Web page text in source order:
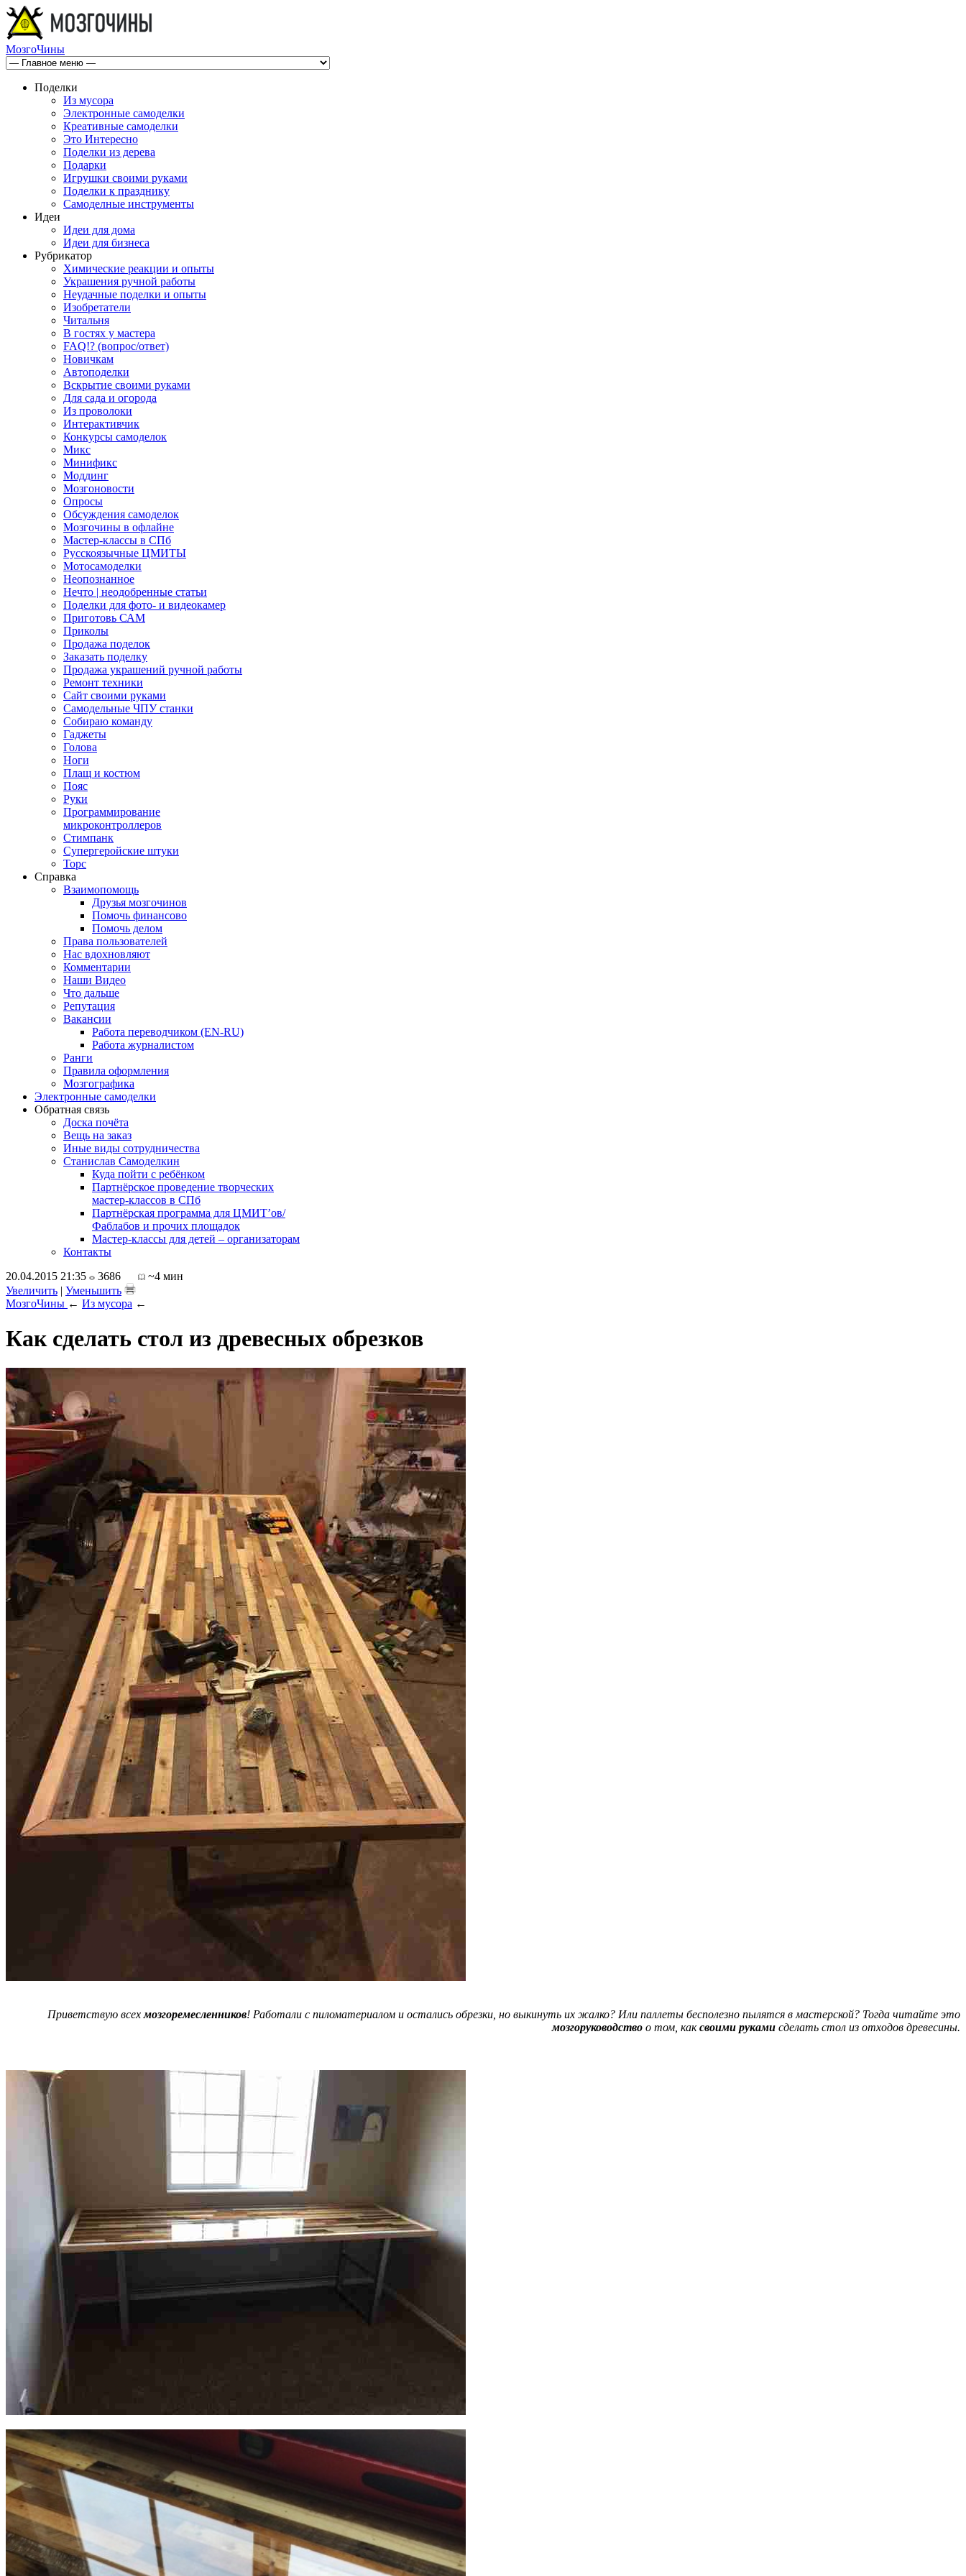
МозгоЧины
Поделки
Из мусора
Электронные самоделки
Креативные самоделки
Это Интересно
Поделки из дерева
Подарки
Игрушки своими руками
Поделки к празднику
Самоделные инструменты
Идеи
Идеи для дома
Идеи для бизнеса
Рубрикатор
Химические реакции и опыты
Украшения ручной работы
Неудачные поделки и опыты
Изобретатели
Читальня
В гостях у мастера
FAQ!? (вопрос/ответ)
Новичкам
Автоподелки
Вскрытие своими руками
Для сада и огорода
Из проволоки
Интерактивчик
Конкурсы самоделок
Микс
Минификс
Моддинг
Мозгоновости
Опросы
Обсуждения самоделок
Мозгочины в офлайне
Мастер-классы в СПб
Русскоязычные ЦМИТЫ
Мотосамоделки
Неопознанное
Нечто | неодобренные статьи
Поделки для фото- и видеокамер
Приготовь САМ
Приколы
Продажа поделок
Заказать поделку
Продажа украшений ручной работы
Ремонт техники
Сайт своими руками
Самодельные ЧПУ станки
Собираю команду
Гаджеты
Голова
Ноги
Плащ и костюм
Пояс
Руки
Программирование
микроконтроллеров
Стимпанк
Супергеройские штуки
Торс
Справка
Взаимопомощь
Друзья мозгочинов
Помочь финансово
Помочь делом
Права пользователей
Нас вдохновляют
Комментарии
Наши Видео
Что дальше
Репутация
Вакансии
Работа переводчиком (EN-RU)
Работа журналистом
Ранги
Правила оформления
Мозгографика
Электронные самоделки
Обратная связь
Доска почёта
Вещь на заказ
Иные виды сотрудничества
Станислав Самоделкин
Куда пойти с ребёнком
Партнёрское проведение творческих
мастер-классов в СПб
Партнёрская программа для ЦМИТ’ов/
Фаблабов и прочих площадок
Мастер-классы для детей – организаторам
Контакты
20.04.2015 21:35
3686
~4 мин
Увеличить | Уменьшить
МозгоЧины ← Из мусора ←
Как сделать стол из древесных обрезков
Приветствую всехмозгоремесленников! Работали с пиломатериалом и остались обрезки, но выкинуть их жалко? Или паллеты бесполезно пылятся в мастерской? Тогда читайте это
мозгоруководство о том, каксвоими руками сделать стол из отходов древесины.